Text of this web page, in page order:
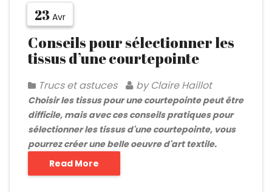
23 Avr
Conseils pour sélectionner les
tissus d’une courtepointe
Trucs et astuces by Claire Haillot
Choisir les tissus pour une courtepointe peut être
difficile, mais avec ces conseils pratiques pour
sélectionner les tissus d'une courtepointe, vous
pourrez créer une belle oeuvre d'art textile.
Read More